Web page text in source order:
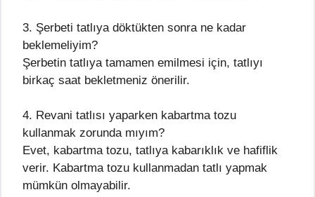
3. Şerbeti tatlıya döktükten sonra ne kadar
beklemeliyim?
Şerbetin tatlıya tamamen emilmesi için, tatlıyı
birkaç saat bekletmeniz önerilir.
4. Revani tatlısı yaparken kabartma tozu
kullanmak zorunda mıyım?
Evet, kabartma tozu, tatlıya kabarıklık ve hafiflik
verir. Kabartma tozu kullanmadan tatlı yapmak
mümkün olmayabilir.